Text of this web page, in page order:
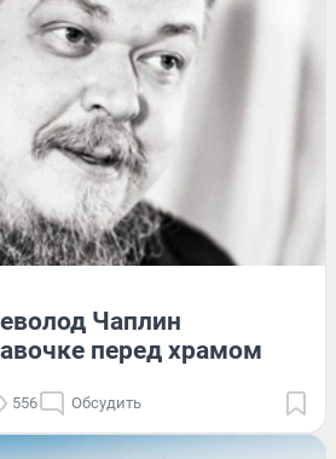
Чаплин
перед храмом
556 Обсудить